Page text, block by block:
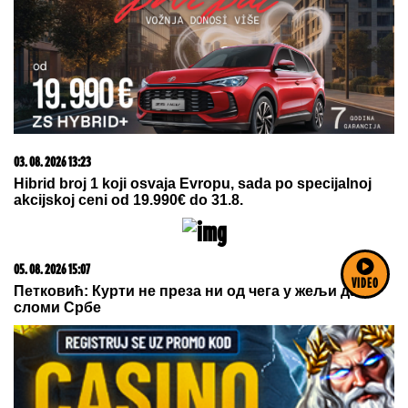
VIDEO
Nada Topčagić prekinula koncert, pa se obratila
OBEZBEĐENJU: "Ne mogu da skočim, slomiću
SLOBA RADANOVIĆ SE OGLASIO
"Niko nije bio ugrožen"
Šok detalji: Evo kako je Bajern
pomogao Zvezdi da proda Ovusua